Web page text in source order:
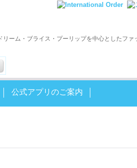
リーム・ブライス・プーリップを中心としたフ
公式アプリのご案内